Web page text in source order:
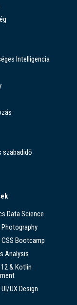
Intelligencia
szabadidő
Data Science
CSS Bootcamp
Analysis
& Kotlin
UX Design